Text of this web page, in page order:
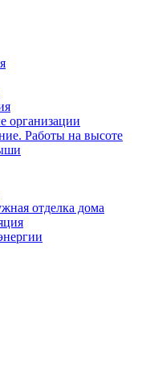
организации
Работы на высоте
отделка дома